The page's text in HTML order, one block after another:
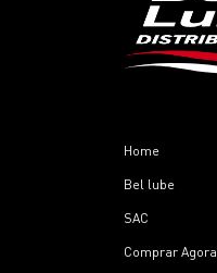
Home
Bel lube
SAC
Comprar Agora